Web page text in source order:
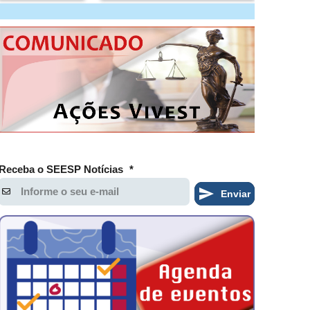
Receba o SEESP Notícias *
Enviar